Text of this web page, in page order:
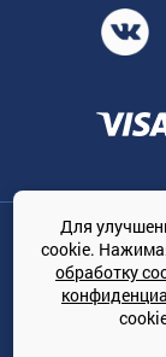
Общество с
1167847364079,
©
Для
cookie.
обработку